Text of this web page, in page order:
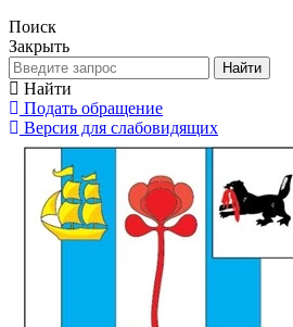
Поиск
Закрыть
Найти
Найти
Подать обращение
Версия для слабовидящих